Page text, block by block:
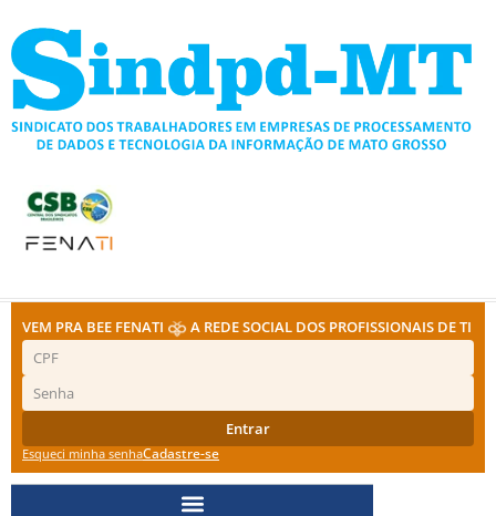
para
conteúdo
VEM PRA BEE FENATI A REDE SOCIAL DOS PROFISSIONAIS DE TI
Entrar
Esqueci minha senhaCadastre-se